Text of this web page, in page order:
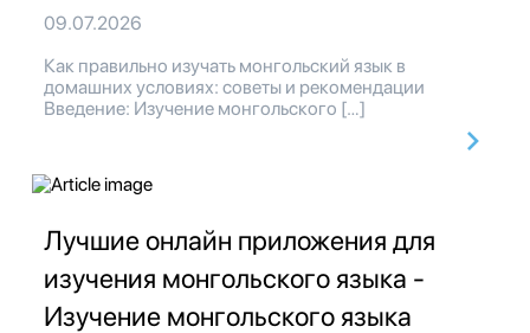
09.07.2026
Как правильно изучать монгольский язык в
домашних условиях: советы и рекомендации
Введение: Изучение монгольского […]
Лучшие онлайн приложения для
изучения монгольского языка -
Изучение монгольского языка